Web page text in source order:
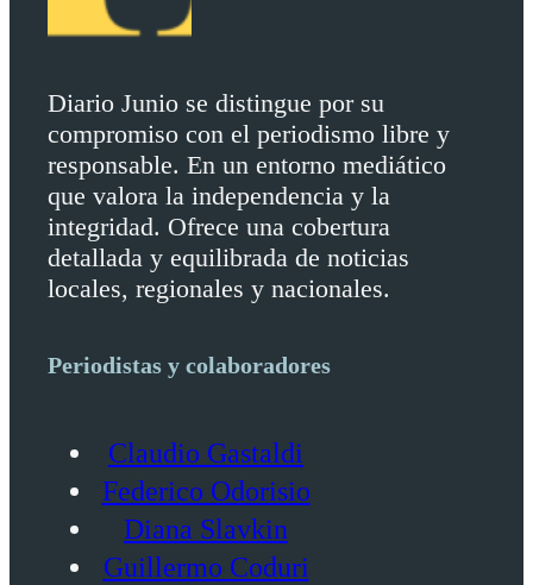
Diario Junio se distingue por su
compromiso con el periodismo libre y
responsable. En un entorno mediático
que valora la independencia y la
integridad. Ofrece una cobertura
detallada y equilibrada de noticias
locales, regionales y nacionales.
Periodistas y colaboradores
Claudio Gastaldi
Federico Odorisio
Diana Slavkin
Guillermo Coduri